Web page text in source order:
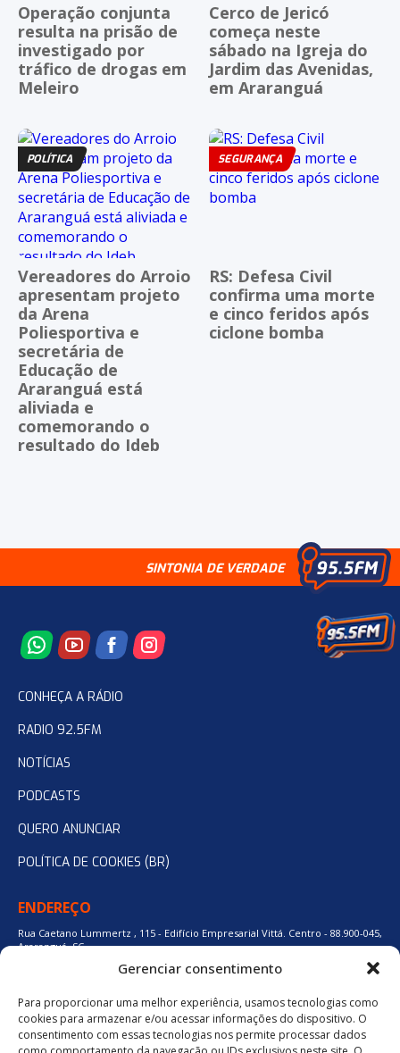
Gerenciar consentimento
Para proporcionar uma melhor experiência, usamos tecnologias como
cookies para armazenar e/ou acessar informações do dispositivo. O
consentimento com essas tecnologias nos permite processar dados
Operação conjunta
resulta na prisão de
investigado por
tráfico de drogas em
Meleiro
Cerco de Jericó
começa neste
sábado na Igreja do
Jardim das Avenidas,
em Araranguá
POLÍTICA
Vereadores do Arroio
apresentam projeto
da Arena
Poliesportiva e
secretária de
Educação de
Araranguá está
aliviada e
comemorando o
resultado do Ideb
SEGURANÇA
RS: Defesa Civil
confirma uma morte
e cinco feridos após
ciclone bomba
SINTONIA DE VERDADE
CONHEÇA A RÁDIO
RADIO 92.5FM
NOTÍCIAS
PODCASTS
QUERO ANUNCIAR
POLÍTICA DE COOKIES (BR)
ENDEREÇO
Rua Caetano Lummertz , 115 - Edifício Empresarial Vittá. Centro - 88.900-045,
Araranguá, SC.
48 3524-0137